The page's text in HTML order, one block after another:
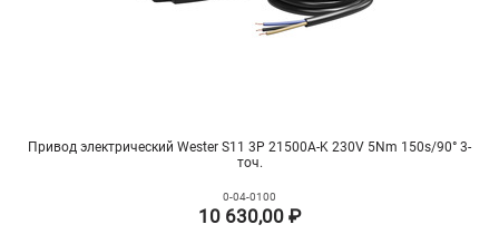
Привод электрический Wester S11 3P 21500A-K 230V 5Nm 150s/90° 3-
точ.
0-04-0100
10 630,00 ₽